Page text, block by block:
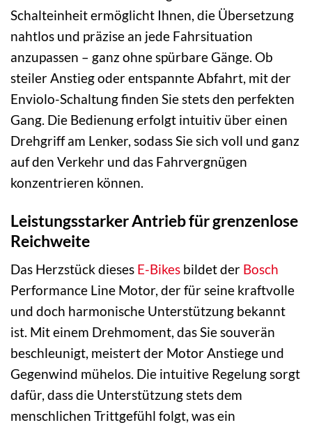
Schalteinheit ermöglicht Ihnen, die Übersetzung
nahtlos und präzise an jede Fahrsituation
anzupassen – ganz ohne spürbare Gänge. Ob
steiler Anstieg oder entspannte Abfahrt, mit der
Enviolo-Schaltung finden Sie stets den perfekten
Gang. Die Bedienung erfolgt intuitiv über einen
Drehgriff am Lenker, sodass Sie sich voll und ganz
auf den Verkehr und das Fahrvergnügen
konzentrieren können.
Leistungsstarker Antrieb für grenzenlose
Reichweite
Das Herzstück dieses E-Bikes bildet der Bosch
Performance Line Motor, der für seine kraftvolle
und doch harmonische Unterstützung bekannt
ist. Mit einem Drehmoment, das Sie souverän
beschleunigt, meistert der Motor Anstiege und
Gegenwind mühelos. Die intuitive Regelung sorgt
dafür, dass die Unterstützung stets dem
menschlichen Trittgefühl folgt, was ein